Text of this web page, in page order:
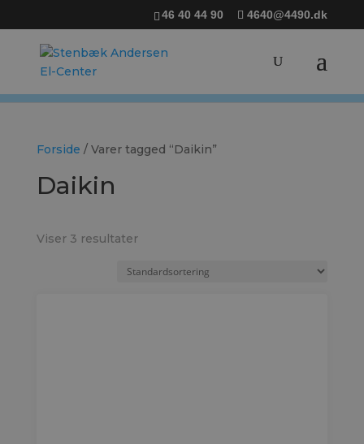
46 40 44 90 4640@4490.dk
Forside / Varer tagged “Daikin”
Daikin
Viser 3 resultater